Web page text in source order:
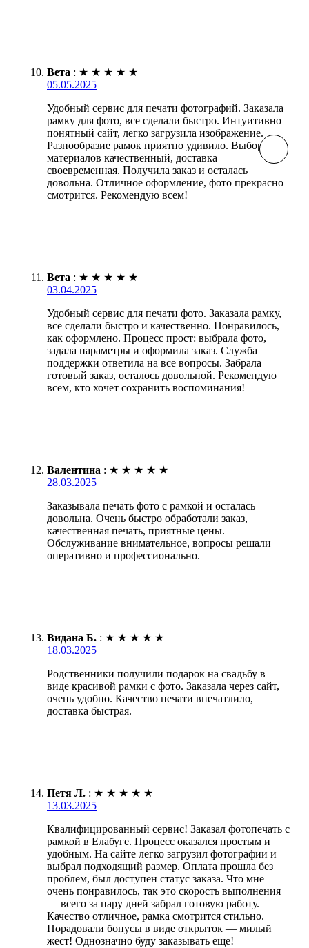
Вета : ★ ★ ★ ★ ★
05.05.2025
Удобный сервис для печати фотографий. Заказала
рамку для фото, все сделали быстро. Интуитивно
понятный сайт, легко загрузила изображение.
Разнообразие рамок приятно удивило. Выбор
материалов качественный, доставка
своевременная. Получила заказ и осталась
довольна. Отличное оформление, фото прекрасно
смотрится. Рекомендую всем!
Вета : ★ ★ ★ ★ ★
03.04.2025
Удобный сервис для печати фото. Заказала рамку,
все сделали быстро и качественно. Понравилось,
как оформлено. Процесс прост: выбрала фото,
задала параметры и оформила заказ. Служба
поддержки ответила на все вопросы. Забрала
готовый заказ, осталось довольной. Рекомендую
всем, кто хочет сохранить воспоминания!
Валентина : ★ ★ ★ ★ ★
28.03.2025
Заказывала печать фото с рамкой и осталась
довольна. Очень быстро обработали заказ,
качественная печать, приятные цены.
Обслуживание внимательное, вопросы решали
оперативно и профессионально.
Видана Б. : ★ ★ ★ ★ ★
18.03.2025
Родственники получили подарок на свадьбу в
виде красивой рамки с фото. Заказала через сайт,
очень удобно. Качество печати впечатлило,
доставка быстрая.
Петя Л. : ★ ★ ★ ★ ★
13.03.2025
Квалифицированный сервис! Заказал фотопечать с
рамкой в Елабуге. Процесс оказался простым и
удобным. На сайте легко загрузил фотографии и
выбрал подходящий размер. Оплата прошла без
проблем, был доступен статус заказа. Что мне
очень понравилось, так это скорость выполнения
— всего за пару дней забрал готовую работу.
Качество отличное, рамка смотрится стильно.
Порадовали бонусы в виде открыток — милый
жест! Однозначно буду заказывать еще!